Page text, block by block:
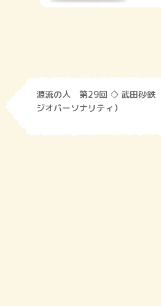
源流の人 第29回 ◇ 武田砂鉄
ジオパーソナリティ）